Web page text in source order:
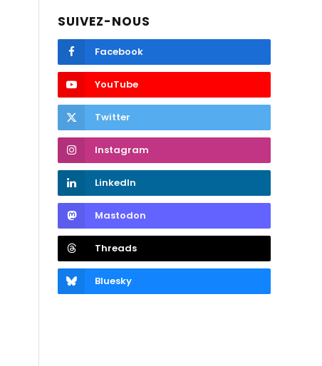
SUIVEZ-NOUS
Facebook
YouTube
Twitter
Instagram
LinkedIn
Mastodon
Threads
Bluesky